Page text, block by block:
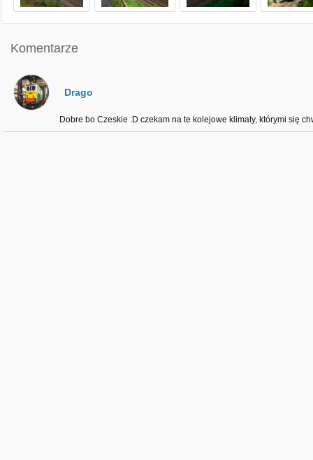
Komentarze
Drago
Dobre bo Czeskie :D czekam na te kolejowe klimaty, którymi się